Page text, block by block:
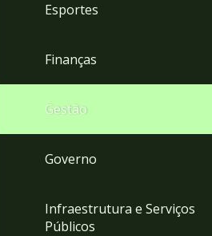
Esportes
Finanças
Gestão
Governo
Infraestrutura e Serviços
Públicos